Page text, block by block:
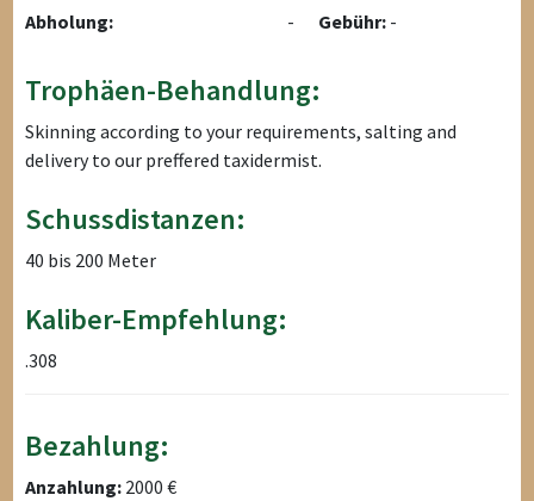
Abholung:
- Gebühr: -
Trophäen-Behandlung:
Skinning according to your requirements, salting and
delivery to our preffered taxidermist.
Schussdistanzen:
40 bis 200 Meter
Kaliber-Empfehlung:
.308
Bezahlung:
Anzahlung: 2000 €